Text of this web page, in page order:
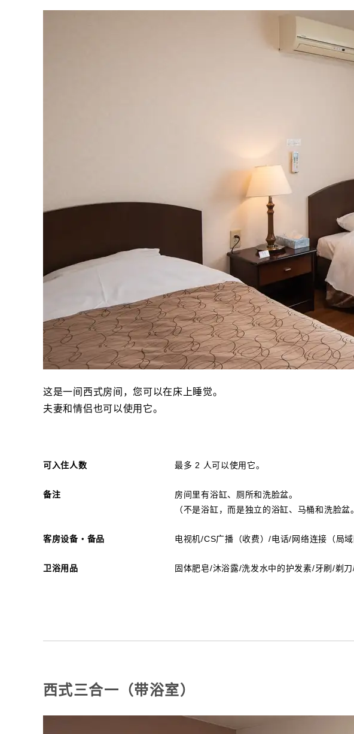
这是一间西式房间，您可以在床上睡觉。
夫妻和情侣也可以使用它。
可入住人数 最多 2 人可以使用它。
备注
房间里有浴缸、厕所和洗脸盆。
（不是浴缸，而是独立的浴缸、马桶和洗脸盆
客房设备・备品 电视机/CS广播（收费）/电话/网络连接（局
卫浴用品 固体肥皂/沐浴露/洗发水中的护发素/牙刷/剃
西式三合一（带浴室）